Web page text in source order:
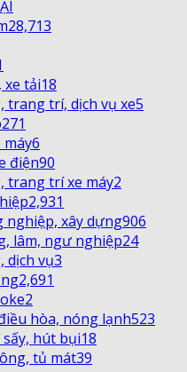
28,713
xe tải18
trang trí, dịch vụ xe5
271
máy6
điện90
trang trí xe máy2
2,931
nghiệp, xây dựng906
lâm, ngư nghiệp24
dịch vụ3
2,691
2
hòa, nóng lạnh523
hút bụi18
tủ mát39